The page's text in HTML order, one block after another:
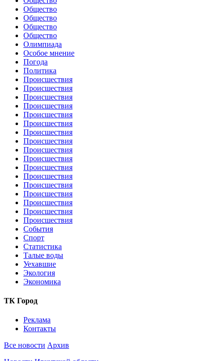
Общество
Общество
Общество
Общество
Олимпиада
Особое мнение
Погода
Политика
Происшествия
Происшествия
Происшествия
Происшествия
Происшествия
Происшествия
Происшествия
Происшествия
Происшествия
Происшествия
Происшествия
Происшествия
Происшествия
Происшествия
Происшествия
Происшествия
Происшествия
События
Спорт
Статистика
Талые воды
Уехавшие
Экология
Экономика
ТК Город
Реклама
Контакты
Все новости Архив